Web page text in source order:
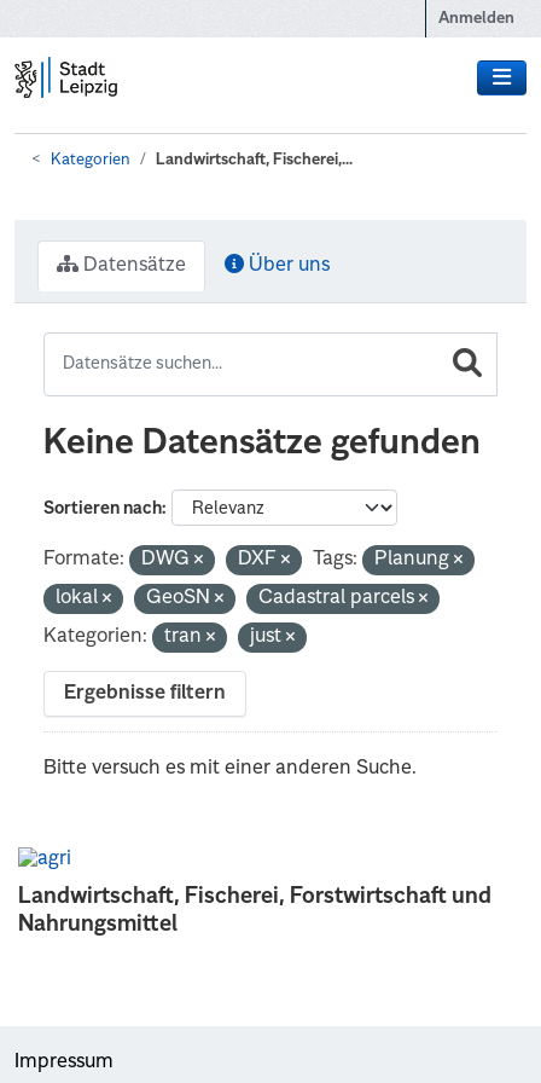
Anmelden
Kategorien Landwirtschaft, Fischerei,...
Landwirtschaft, Fischerei, Forstwirtschaft und
Nahrungsmittel
Datensätze Über uns
Keine Datensätze gefunden
Sortieren nach
Formate: DWG DXF Tags:
Planung
lokal
GeoSN
Cadastral parcels
Kategorien:
tran just
Ergebnisse filtern
Bitte versuch es mit einer anderen Suche.
Impressum